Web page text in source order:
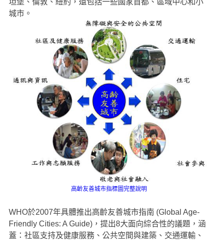
坦堡、倫敦、紐約，還包括一些國家首都、區域中心和小
城市。
高齡友善城市指標圖完整說明
WHO於2007年具體推出高齡友善城市指南 (Global Age-
Friendly Cities: A Guide)，提出8大面向綜合性的議題，涵
蓋：社區支持及健康服務、公共空間與建築、交通運輸、